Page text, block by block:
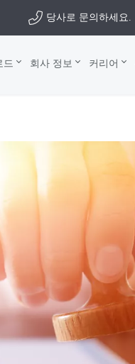
당사로 문의하세요.
드 회사 정보 커리어